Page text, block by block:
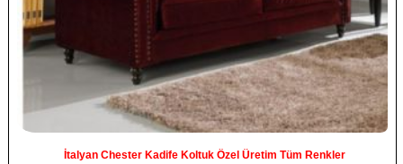
İtalyan Chester Kadife Koltuk Özel Üretim Tüm Renkler